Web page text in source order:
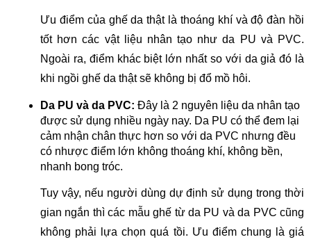
Ưu điểm của ghế da thật là thoáng khí và độ đàn hồi
tốt hơn các vật liệu nhân tạo như da PU và PVC.
Ngoài ra, điểm khác biệt lớn nhất so với da giả đó là
khi ngồi ghế da thật sẽ không bị đổ mồ hôi.
Da PU và da PVC: Đây là 2 nguyên liệu da nhân tạo
được sử dụng nhiều ngày nay. Da PU có thể đem lại
cảm nhận chân thực hơn so với da PVC nhưng đều
có nhược điểm lớn không thoáng khí, không bền,
nhanh bong tróc.
Tuy vậy, nếu người dùng dự định sử dụng trong thời
gian ngắn thì các mẫu ghế từ da PU và da PVC cũng
không phải lựa chọn quá tồi. Ưu điểm chung là giá